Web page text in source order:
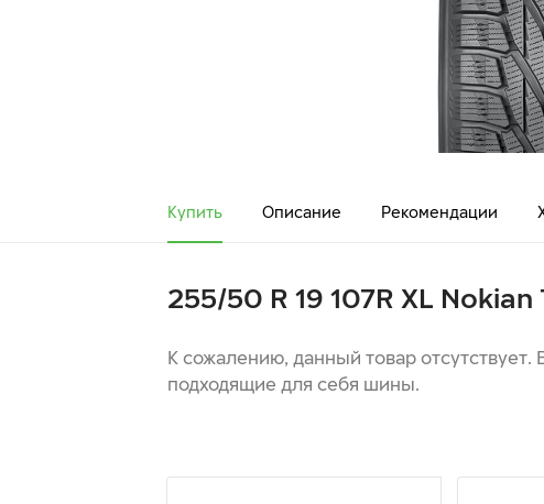
Купить Описание Рекомендации
255/50 R 19 107R XL
К сожалению, данный товар
подходящие для себя шины.